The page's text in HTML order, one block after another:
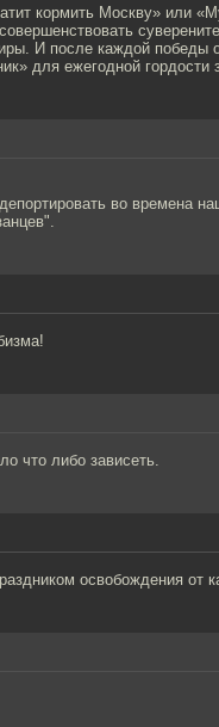
кормить Москву» или
И после каждой победы
для ежегодной гордости
во времена
что либо зависеть.
освобождения от